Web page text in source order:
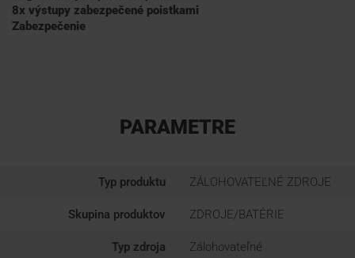
8x výstupy zabezpečené poistkami
Zabezpečenie
PARAMETRE
Typ produktu ZÁLOHOVATEĽNÉ ZDROJE
Skupina produktov ZDROJE/BATÉRIE
Typ zdroja Zálohovateľné